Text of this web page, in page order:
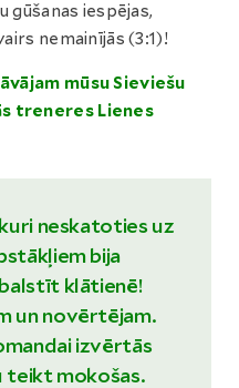
gūšanas iespējas,
nemainījās (3:1)!
mūsu Sieviešu
treneres Lienes
neskatoties uz
bija
klātienē!
un novērtējam.
izvērtās
teikt mokošas.